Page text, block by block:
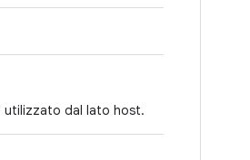
utilizzato dal lato host.